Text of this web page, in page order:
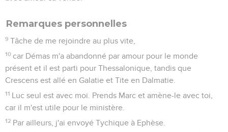
Remarques personnelles
9 Tâche de me rejoindre au plus vite,
10 car Démas m'a abandonné par amour pour le monde
présent et il est parti pour Thessalonique, tandis que
Crescens est allé en Galatie et Tite en Dalmatie.
11 Luc seul est avec moi. Prends Marc et amène-le avec toi,
car il m'est utile pour le ministère.
12 Par ailleurs, j'ai envoyé Tychique à Ephèse.